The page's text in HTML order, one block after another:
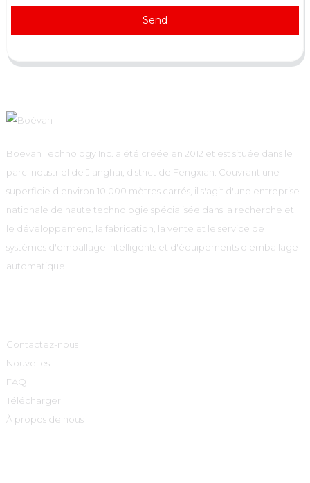
Send
Boevan Technology Inc. a été créée en 2012 et est située dans le
parc industriel de Jianghai, district de Fengxian. Couvrant une
superficie d'environ 10 000 mètres carrés, il s'agit d'une entreprise
nationale de haute technologie spécialisée dans la recherche et
le développement, la fabrication, la vente et le service de
systèmes d'emballage intelligents et d'équipements d'emballage
automatique.
Contactez-nous
Nouvelles
FAQ
Télécharger
À propos de nous